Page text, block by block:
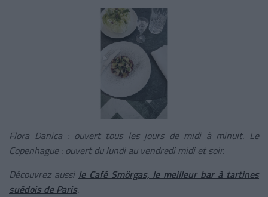
Flora Danica : ouvert tous les jours de midi à minuit. Le
Copenhague : ouvert du lundi au vendredi midi et soir.
Découvrez aussi le Café Smörgas, le meilleur bar à tartines
suédois de Paris.